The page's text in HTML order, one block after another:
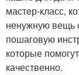
мастер-класс,
ненужную вещь
пошаговую
которые
качественно.